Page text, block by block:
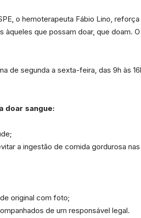
o hemoterapeuta Fábio Lino,
àqueles que possam doar, que doam.
de segunda a sexta-feira, das 9h às
doar sangue:
a ingestão de comida gordurosa
original com foto;
de um responsável legal.